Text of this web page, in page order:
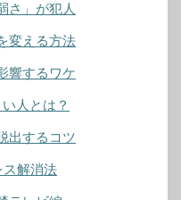
さ」が犯人
変える方法
響するワケ
人とは？
出するコツ
ス解消法